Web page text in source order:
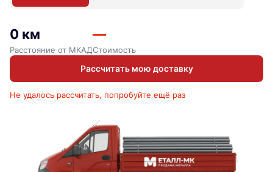
0 км
Расстояние от МКАД
—
Стоимость
Рассчитать мою доставку
Не удалось рассчитать, попробуйте ещё раз